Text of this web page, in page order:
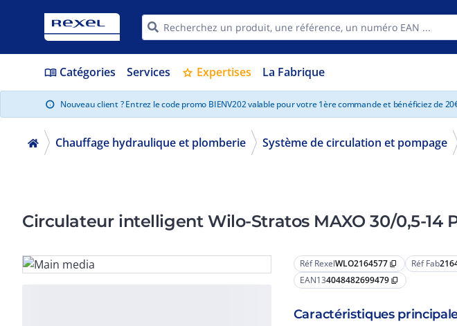
menu_book Catégories Services star Expertises La Fabrique
info Nouveau client ? Entrez le code promo BIENV202 valable pour votre 1ère commande et bénéficiez de
Chauffage hydraulique et plomberie Système de circulation et pompage
Circulateur intelligent Wilo-Stratos MAXO 30/0,5-14
Réf RexelWLO2164577 content_copy Réf Fab
EAN134048482699479 content_copy
Caractéristiques